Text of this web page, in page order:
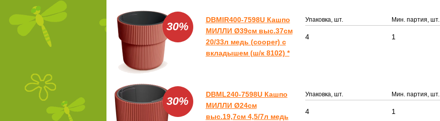
30%
DBMIR400-7598U Кашпо
МИЛЛИ Ø39см выс.37см
20/33л медь (cooper) с
вкладышем (ш/к 8102) *
Упаковка, шт. Мин. партия, шт.
4 1
30%
DBML240-7598U Кашпо
МИЛЛИ Ø24см
выс.19,7см 4,5/7л медь
Упаковка, шт. Мин. партия, шт.
4 1